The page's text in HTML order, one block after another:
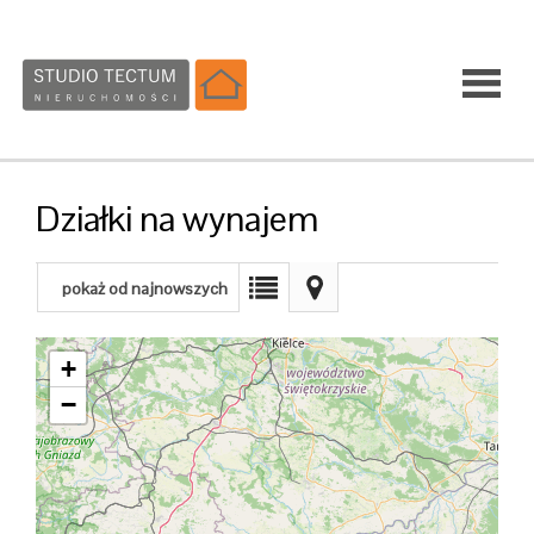
Strona
Wynajem
Usługi
Działki na wynajem
pokaż od najnowszych
+
−